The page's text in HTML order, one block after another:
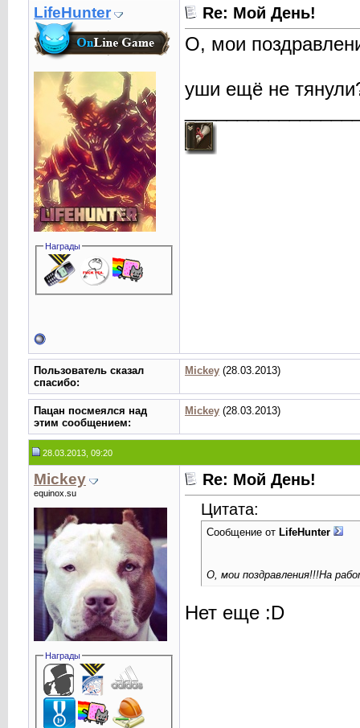
LifeHunter
Награды
Re: Мой День!
О, мои
уши ещё не
Пользователь сказал
cпасибо:
Mickey(28.03.2013)
Пацан посмеялся над
этим сообщением:
Mickey(28.03.2013)
28.03.2013, 09:20
Mickey
equinox.su
Награды
Re: Мой День!
Цитата:
Сообщение от LifeHunter
О, мои поздравления!!!На
Нет еще :D